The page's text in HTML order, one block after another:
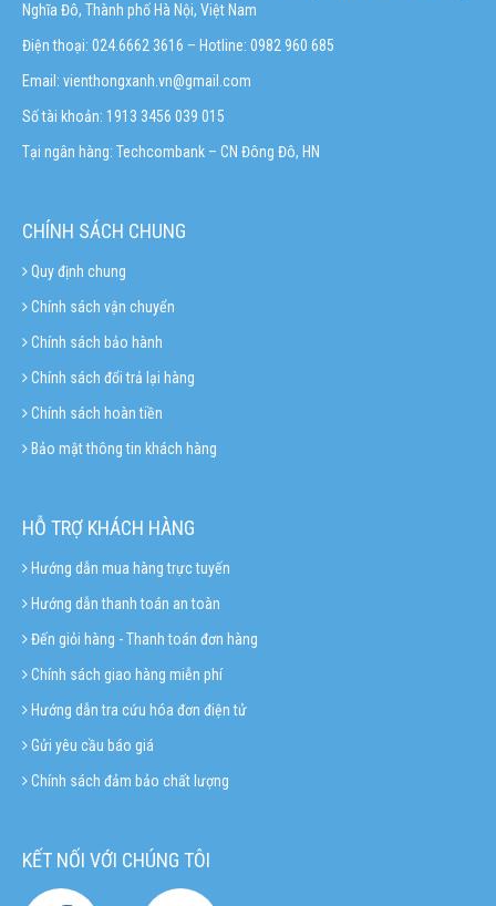
Nghĩa Đô, Thành phố Hà Nội, Việt Nam
Điện thoại: 024.6662 3616 – Hotline: 0982 960 685
Email: vienthongxanh.vn@gmail.com
Số tài khoản: 1913 3456 039 015
Tại ngân hàng: Techcombank – CN Đông Đô, HN
CHÍNH SÁCH CHUNG
Quy định chung
Chính sách vận chuyển
Chính sách bảo hành
Chính sách đổi trả lại hàng
Chính sách hoàn tiền
Bảo mật thông tin khách hàng
HỖ TRỢ KHÁCH HÀNG
Hướng dẫn mua hàng trực tuyến
Hướng dẫn thanh toán an toàn
Đến giỏi hàng - Thanh toán đơn hàng
Chính sách giao hàng miễn phí
Hướng dẫn tra cứu hóa đơn điện tử
Gửi yêu cầu báo giá
Chính sách đảm bảo chất lượng
KẾT NỐI VỚI CHÚNG TÔI